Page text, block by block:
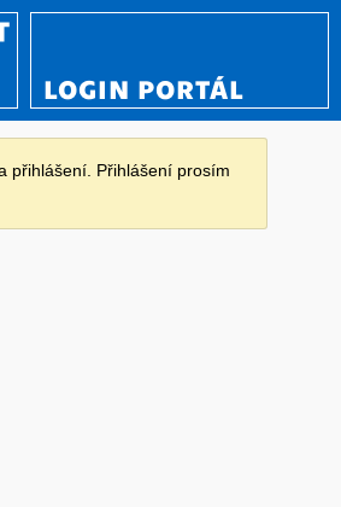
LOGIN PORTÁL
přihlášení. Přihlášení prosím